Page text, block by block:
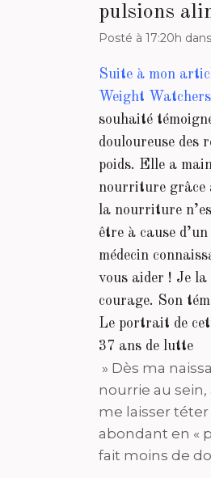
pulsions
Posté à 17:20h dans
Suite à mon
Weight Watchers
souhaité
douloureuse des
poids. Elle a
nourriture grâce
la nourriture
être à cause
médecin
vous aider ! Je la
courage. Son
Le portrait de
37 ans de lutte
» Dès ma
nourrie au
me laisser téter
abondant en «
fait moins de